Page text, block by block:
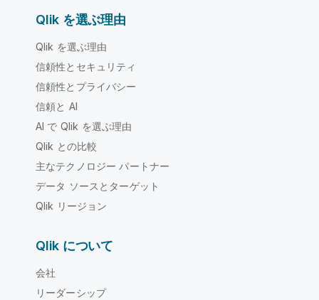
Qlik を選ぶ理由
Qlik を選ぶ理由
信頼性とセキュリティ
信頼性とプライバシー
信頼と AI
AI で Qlik を選ぶ理由
Qlik との比較
主なテクノロジー パートナー
データ ソースとターゲット
Qlik リージョン
Qlik について
会社
リーダーシップ